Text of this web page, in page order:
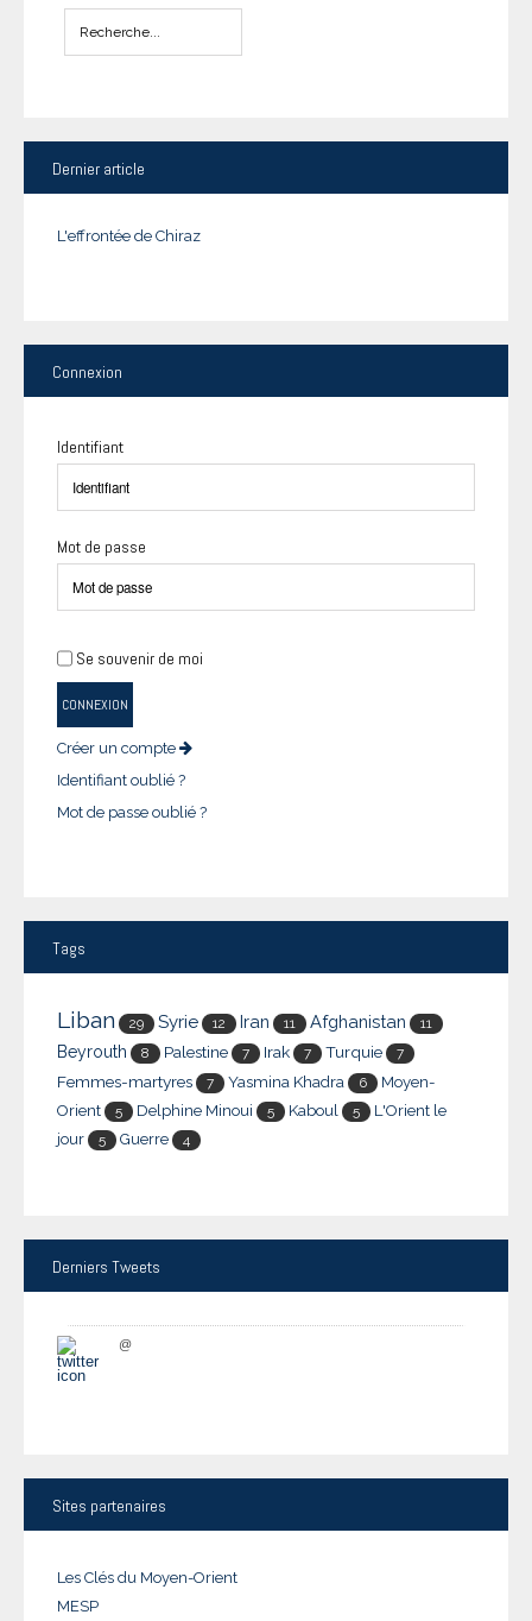
Dernier article
L'effrontée de Chiraz
Connexion
Identifiant
Mot de passe
Se souvenir de moi
CONNEXION
Créer un compte
Identifiant oublié ?
Mot de passe oublié ?
Tags
Liban 29 Syrie 12 Iran 11 Afghanistan 11
Beyrouth 8 Palestine 7 Irak 7 Turquie 7
Femmes-martyres 7 Yasmina Khadra 6
Moyen-
Orient
5 Delphine Minoui 5 Kaboul 5
L'Orient le
jour
5 Guerre 4
Derniers Tweets
@
Sites partenaires
Les Clés du Moyen-Orient
MESP